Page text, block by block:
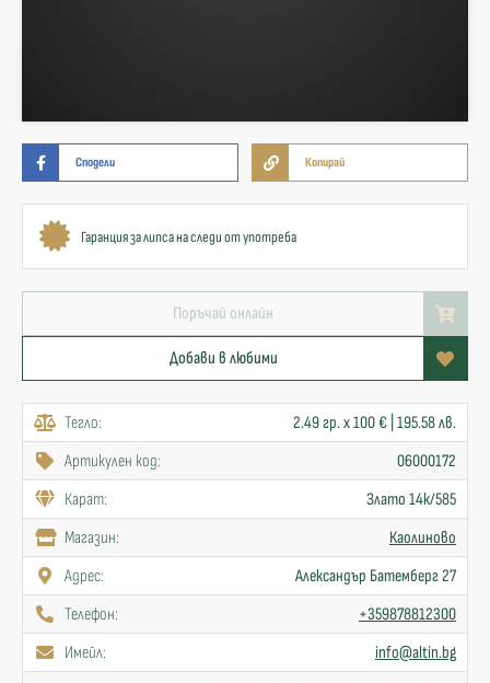
Сподели Копирай
Гаранция за липса на следи от употреба
Поръчай онлайн
Добави в любими
Тегло:
2.49 гр. x 100 € | 195.58 лв.
Артикулен код:
06000172
Карат:
Злато 14к/585
Mагазин:
Каолиново
Адрес:
Александър Батемберг 27
Телефон:
+359878812300
Имейл:
info@altin.bg